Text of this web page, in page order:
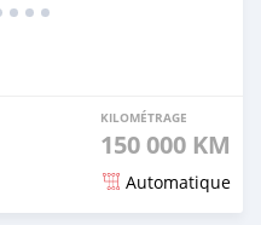
KILOMÉTRAGE
150 000 KM
Automatique